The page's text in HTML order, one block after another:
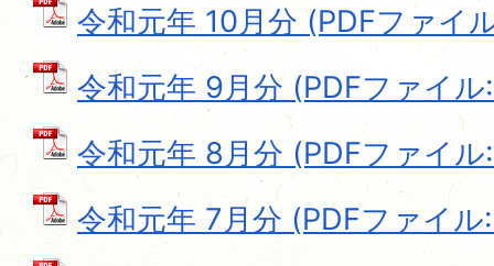
令和元年 10月分 (PDFファイ
令和元年 9月分 (PDFファイ
令和元年 8月分 (PDFファイ
令和元年 7月分 (PDFファイル